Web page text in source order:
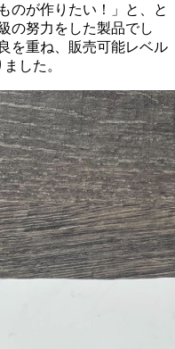
のが作りたい！」と、と
の努力をした製品でし
を重ね、販売可能レベル
した。